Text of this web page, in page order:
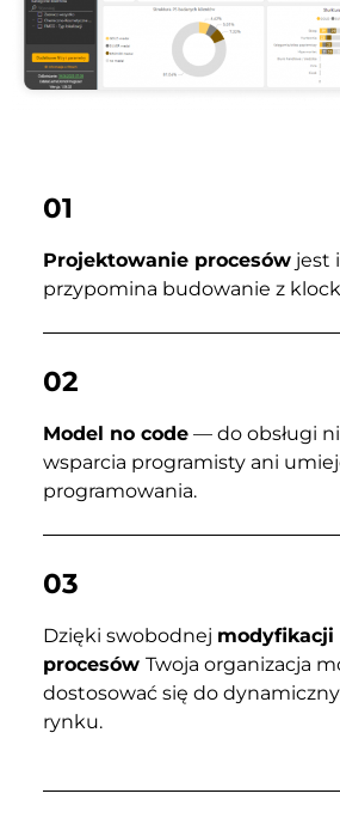
01
Projektowanie procesów jest
przypomina budowanie z
02
Model no code — do obsługi
wsparcia programisty ani
programowania.
03
Dzięki swobodnej modyfikacji
procesów Twoja organizacja
dostosować się do
rynku.